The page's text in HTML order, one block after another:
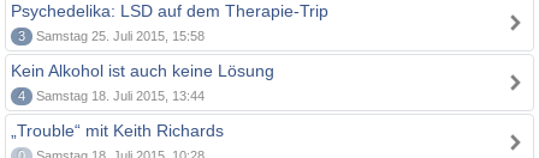
Psychedelika: LSD auf dem Therapie-Trip
3 Samstag 25. Juli 2015, 15:58
Kein Alkohol ist auch keine Lösung
4 Samstag 18. Juli 2015, 13:44
„Trouble“ mit Keith Richards